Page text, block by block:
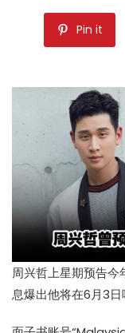
Pin it
周兴哲上星期预告今
息爆出他将在6月3日